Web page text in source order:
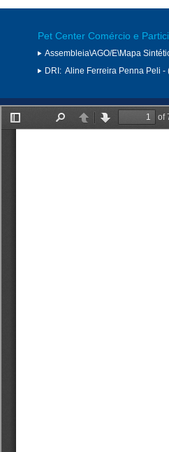
Pet Center Comércio e
Assembleia\AGO/E\Mapa
DRI: Aline Ferreira Penna Peli -